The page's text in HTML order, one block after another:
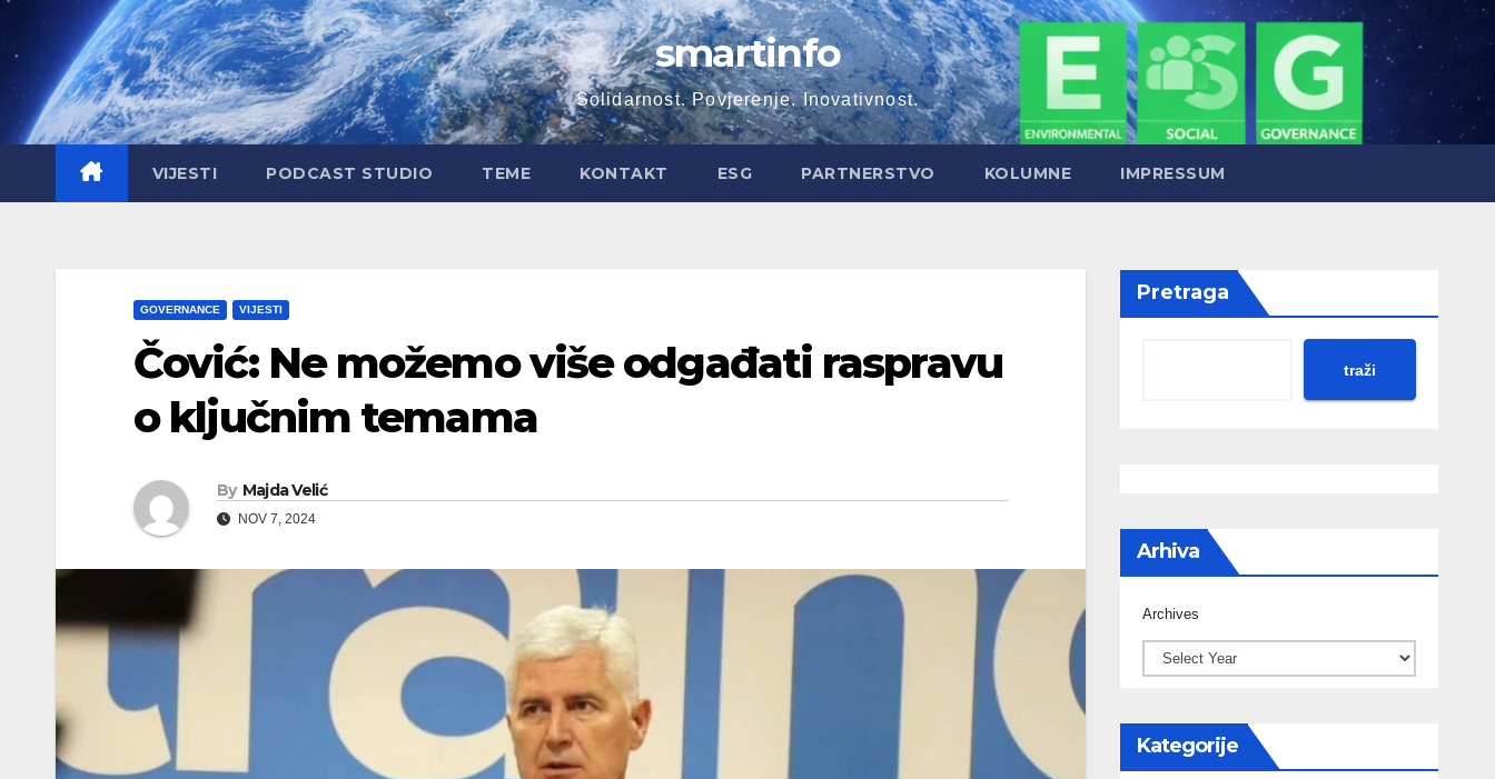
content
smartinfo
Solidarnost. Povjerenje. Inovativnost.
VIJESTI PODCAST STUDIO TEME KONTAKT ESG PARTNERSTVO KOLUMNE IMPRESSUM
GOVERNANCE VIJESTI
Čović: Ne možemo više odgađati raspravu
o ključnim temama
By Majda Velić
NOV 7, 2024
Pretraga
traži
Arhiva
Archives
Kategorije